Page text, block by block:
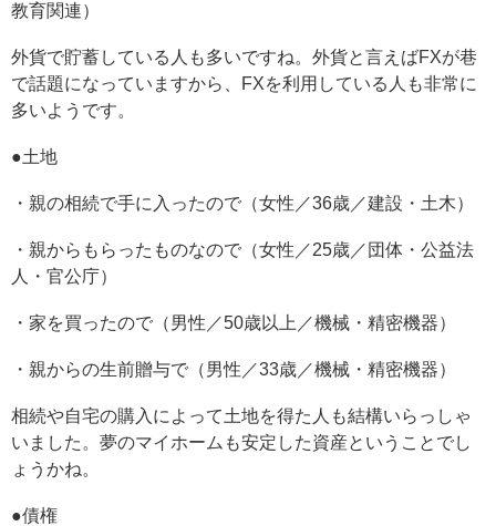
教育関連）
外貨で貯蓄している人も多いですね。外貨と言えばFXが巷
で話題になっていますから、FXを利用している人も非常に
多いようです。
●土地
・親の相続で手に入ったので（女性／36歳／建設・土木）
・親からもらったものなので（女性／25歳／団体・公益法
人・官公庁）
・家を買ったので（男性／50歳以上／機械・精密機器）
・親からの生前贈与で（男性／33歳／機械・精密機器）
相続や自宅の購入によって土地を得た人も結構いらっしゃ
いました。夢のマイホームも安定した資産ということでし
ょうかね。
●債権